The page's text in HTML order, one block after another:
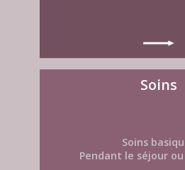
Soins
Soins
Pendant le séjour